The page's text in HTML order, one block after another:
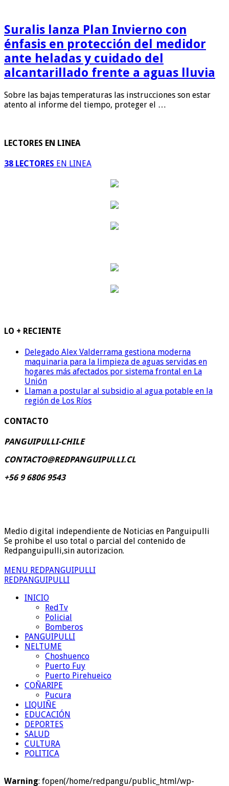
Suralis lanza Plan Invierno con
énfasis en protección del medidor
ante heladas y cuidado del
alcantarillado frente a aguas lluvia
Sobre las bajas temperaturas las instrucciones son estar
atento al informe del tiempo, proteger el …
LECTORES EN LINEA
38 LECTORES EN LINEA
LO + RECIENTE
Delegado Alex Valderrama gestiona moderna
maquinaria para la limpieza de aguas servidas en
hogares más afectados por sistema frontal en La
Unión
Llaman a postular al subsidio al agua potable en la
región de Los Ríos
CONTACTO
PANGUIPULLI-CHILE
CONTACTO@REDPANGUIPULLI.CL
+56 9 6806 9543
Medio digital independiente de Noticias en Panguipulli
Se prohibe el uso total o parcial del contenido de
Redpanguipulli,sin autorizacion.
MENU REDPANGUIPULLI
REDPANGUIPULLI
INICIO
RedTv
Policial
Bomberos
PANGUIPULLI
NELTUME
Choshuenco
Puerto Fuy
Puerto Pirehueico
COÑARIPE
Pucura
LIQUIÑE
EDUCACIÓN
DEPORTES
SALUD
CULTURA
POLITICA
Warning: fopen(/home/redpangu/public_html/wp-